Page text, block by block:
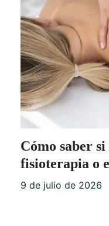
Cómo saber
fisioterapia o
9 de julio de 2026